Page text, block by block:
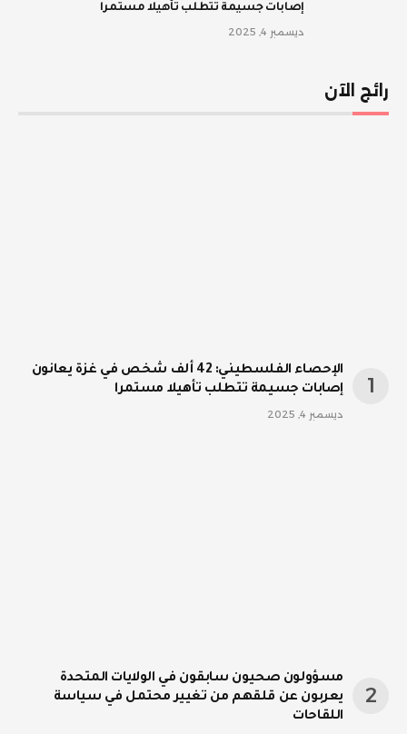
إصابات جسيمة تتطلب تأهيلا مستمرا
ديسمبر 4, 2025
رائج الآن
الإحصاء الفلسطيني: 42 ألف شخص في غزة يعانون
إصابات جسيمة تتطلب تأهيلا مستمرا
ديسمبر 4, 2025
مسؤولون صحيون سابقون في الولايات المتحدة
يعربون عن قلقهم من تغيير محتمل في سياسة
اللقاحات